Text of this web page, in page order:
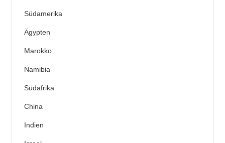
Südamerika
Ägypten
Marokko
Namibia
Südafrika
China
Indien